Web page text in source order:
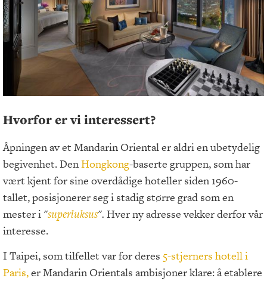
Hvorfor er vi interessert?
Åpningen av et Mandarin Oriental er aldri en ubetydelig
begivenhet. DenHongkong-baserte gruppen, som har
vært kjent for sine overdådige hoteller siden 1960-
tallet, posisjonerer seg i stadig større grad som en
mester i "superluksus". Hver ny adresse vekker derfor vår
interesse.
I Taipei, som tilfellet var for deres 5-stjerners hotell i
Paris,er Mandarin Orientals ambisjoner klare: å etablere